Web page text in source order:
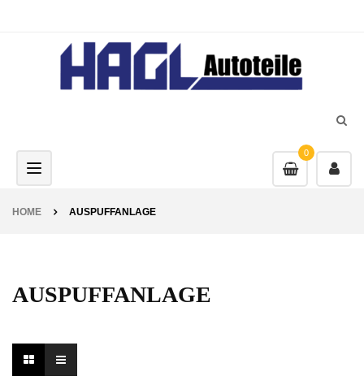
0
Toggle navigation
HOME AUSPUFFANLAGE
AUSPUFFANLAGE